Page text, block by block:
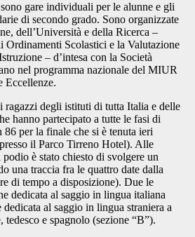
gare individuali per le alunne e gli
di secondo grado. Sono organizzate
dell’Università e della Ricerca –
Ordinamenti Scolastici e la Valutazione
– d’intesa con la Società
nel programma nazionale del MIUR
Eccellenze.
ragazzi degli istituti di tutta Italia e delle
hanno partecipato a tutte le fasi di
86 per la finale che si è tenuta ieri
il Parco Tirreno Hotel). Alle
è stato chiesto di svolgere un
una traccia fra le quattro date dalla
di tempo a disposizione). Due le
dedicata al saggio in lingua italiana
al saggio in lingua straniera a
tedesco e spagnolo (sezione “B”).